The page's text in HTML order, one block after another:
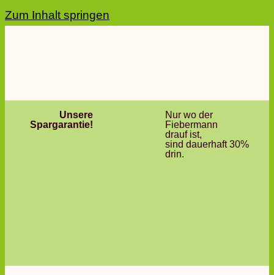
Zum Inhalt springen
Unsere
Spargarantie!
Nur wo der
Fiebermann
drauf ist,
sind dauerhaft 30%
drin.